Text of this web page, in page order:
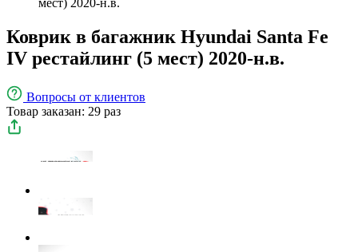
мест) 2020-н.в.
Коврик в багажник Hyundai Santa Fe
IV рестайлинг (5 мест) 2020-н.в.
Вопросы от клиентов
Товар заказан: 29 раз